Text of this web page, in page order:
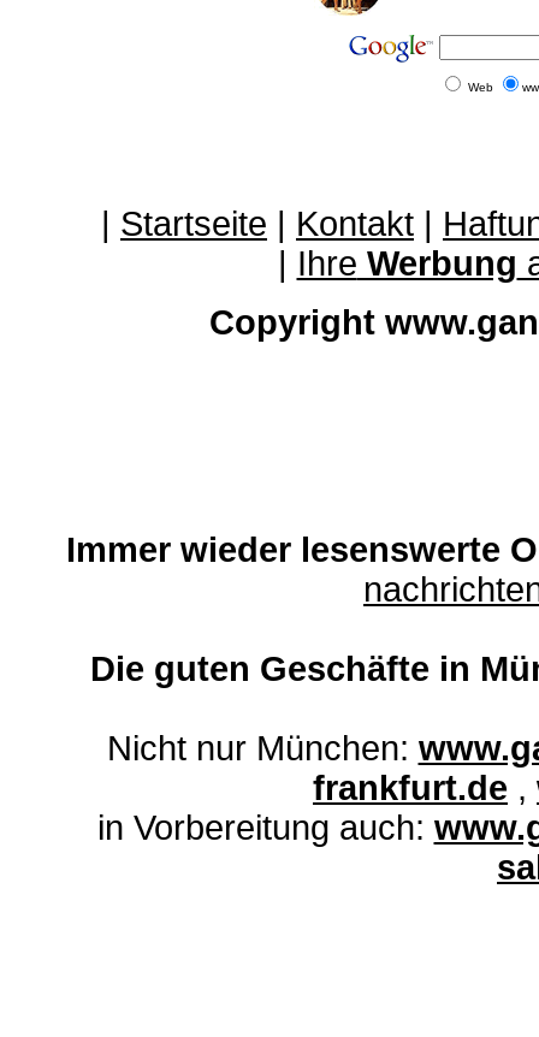
Web
| Startseite | Kontakt |
| Ihre Werbung
Copyright
Immer wieder lesenswerte
Die guten Geschäfte in
Nicht nur München:
frankfurt.de ,
in Vorbereitung auch: